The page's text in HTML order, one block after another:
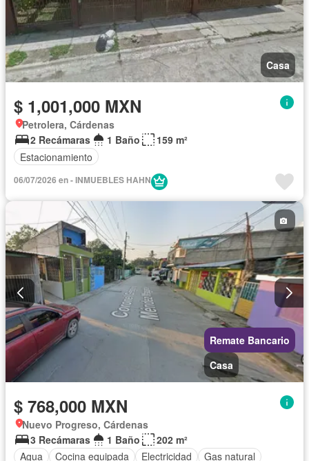
Casa
$ 1,001,000 MXN
Petrolera, Cárdenas
2 Recámaras
1 Baño
159 m²
Estacionamiento
06/07/2026 en - INMUEBLES HAHN
Remate Bancario
Casa
$ 768,000 MXN
Nuevo Progreso, Cárdenas
3 Recámaras
1 Baño
202 m²
Agua
Cocina equipada Electricidad
Gas natural